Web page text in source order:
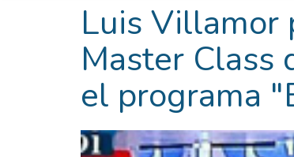
Luis Villamor
Master Class
el programa